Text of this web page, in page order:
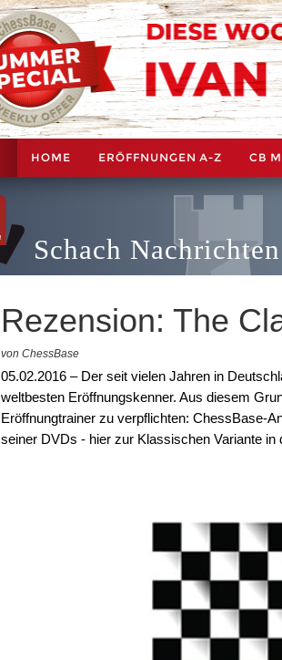
HOME ERÖFFNUNGEN A-Z CB
Schach Nachrichten
Rezension: The
von ChessBase
05.02.2016 – Der seit vielen Jahren in
weltbesten Eröffnungskenner. Aus diesem
Eröffnungtrainer zu verpflichten: ChessBase-
seiner DVDs - hier zur Klassischen Variante in